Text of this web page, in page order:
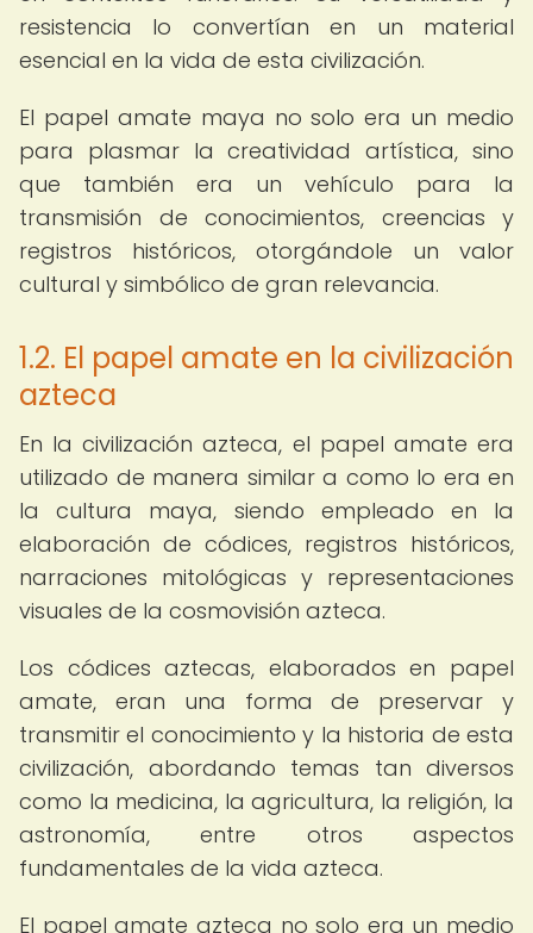
resistencia lo convertían en un material
esencial en la vida de esta civilización.
El papel amate maya no solo era un medio
para plasmar la creatividad artística, sino
que también era un vehículo para la
transmisión de conocimientos, creencias y
registros históricos, otorgándole un valor
cultural y simbólico de gran relevancia.
1.2. El papel amate en la civilización
azteca
En la civilización azteca, el papel amate era
utilizado de manera similar a como lo era en
la cultura maya, siendo empleado en la
elaboración de códices, registros históricos,
narraciones mitológicas y representaciones
visuales de la cosmovisión azteca.
Los códices aztecas, elaborados en papel
amate, eran una forma de preservar y
transmitir el conocimiento y la historia de esta
civilización, abordando temas tan diversos
como la medicina, la agricultura, la religión, la
astronomía, entre otros aspectos
fundamentales de la vida azteca.
El papel amate azteca no solo era un medio